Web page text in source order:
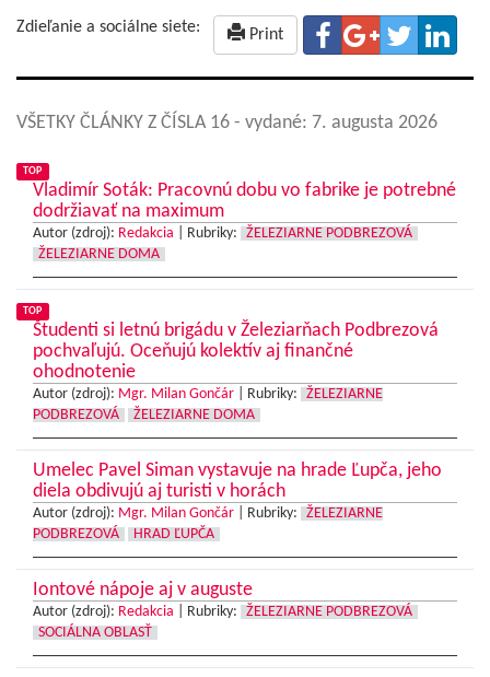
Zdieľanie a sociálne siete: Print
VŠETKY ČLÁNKY Z ČÍSLA 16 - vydané: 7. augusta 2026
TOP
Vladimír Soták: Pracovnú dobu vo fabrike je potrebné
dodržiavať na maximum
Autor (zdroj): Redakcia Rubriky:
ŽELEZIARNE PODBREZOVÁ
ŽELEZIARNE DOMA
TOP
Študenti si letnú brigádu v Železiarňach Podbrezová
pochvaľujú. Oceňujú kolektív aj finančné
ohodnotenie
Autor (zdroj): Mgr. Milan Gončár Rubriky:
ŽELEZIARNE
PODBREZOVÁ
ŽELEZIARNE DOMA
Umelec Pavel Siman vystavuje na hrade Ľupča, jeho
diela obdivujú aj turisti v horách
Autor (zdroj): Mgr. Milan Gončár Rubriky:
ŽELEZIARNE
PODBREZOVÁ
HRAD ĽUPČA
Iontové nápoje aj v auguste
Autor (zdroj): Redakcia Rubriky:
ŽELEZIARNE PODBREZOVÁ
SOCIÁLNA OBLASŤ